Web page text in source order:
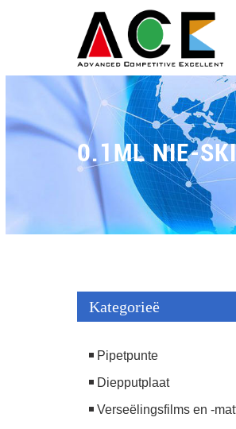
0.1ML NIE-
Kategorieë
Pipetpunte
Diepputplaat
Verseëlingsfilms en -